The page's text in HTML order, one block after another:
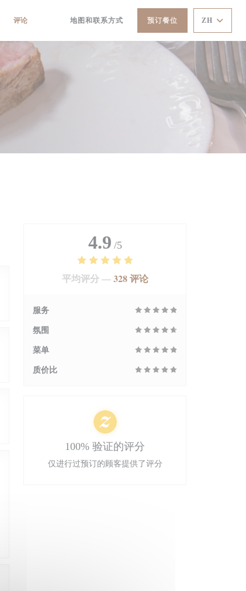
评论
((在新窗口中打开))
((在新窗口中打开))
地图和联系方式 预订餐位 ZH
4.9 /5
平均评分 —328 评论
服务
氛围
菜单
质价比
100% 验证的评分
仅进行过预订的顾客提供了评分